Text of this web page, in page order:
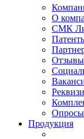
О
СМК
Отзывы
Опросы
Продукция